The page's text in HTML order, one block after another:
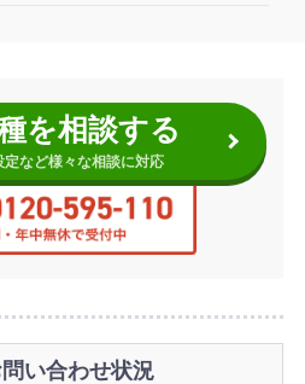
を相談する
定など様々な相談に対応
い合わせ状況